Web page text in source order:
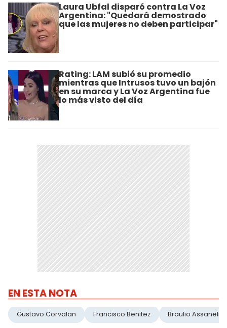
Laura Ubfal disparó contra La Voz
Argentina: "Quedará demostrado
que las mujeres no deben participar"
Rating: LAM subió su promedio
mientras que Intrusos tuvo un bajón
en su marca y La Voz Argentina fue
lo más visto del día
EN ESTA NOTA
Gustavo Corvalan Francisco Benitez Braulio Assaneli